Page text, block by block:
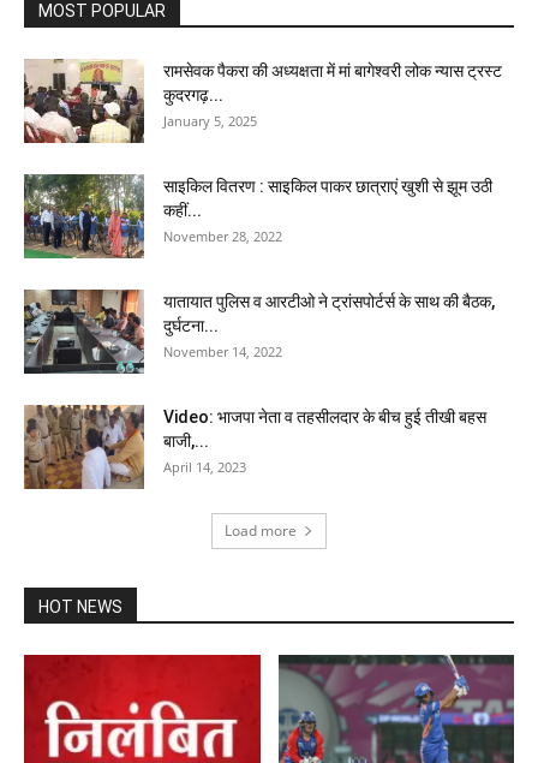
MOST POPULAR
रामसेवक पैकरा की अध्यक्षता में मां बागेश्वरी लोक न्यास ट्रस्ट
कुदरगढ़...
January 5, 2025
साइकिल वितरण : साइकिल पाकर छात्राएं खुशी से झूम उठी
कहीं...
November 28, 2022
यातायात पुलिस व आरटीओ ने ट्रांसपोर्टर्स के साथ की बैठक,
दुर्घटना...
November 14, 2022
Video: भाजपा नेता व तहसीलदार के बीच हुई तीखी बहस
बाजी,...
April 14, 2023
Load more
HOT NEWS